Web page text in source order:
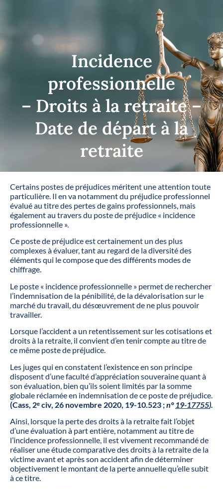
Incidence
professionnelle
– Droits à la retraite –
Date de départ à la
retraite
Certains postes de préjudices méritent une attention toute
particulière. Il en va notamment du préjudice professionnel
évalué au titre des pertes de gains professionnels, mais
également au travers du poste de préjudice « incidence
professionnelle ».
Ce poste de préjudice est certainement un des plus
complexes à évaluer, tant au regard de la diversité des
éléments qui le compose que des différents modes de
chiffrage.
Le poste « incidence professionnelle » permet de rechercher
l’indemnisation de la pénibilité, de la dévalorisation sur le
marché du travail, du désœuvrement de ne plus pouvoir
travailler.
Lorsque l’accident a un retentissement sur les cotisations et
droits à la retraite, il convient d’en tenir compte au titre de
ce même poste de préjudice.
Les juges qui en constatent l’existence en son principe
disposent d’une faculté d’appréciation souveraine quant à
son évaluation, bien qu’ils soient limités par la somme
globale réclamée en indemnisation de ce poste de préjudice.
(Cass, 2ᵉ civ, 26 novembre 2020, 19-10.523 ;n° 19-17755).
Ainsi, lorsque la perte des droits à la retraite fait l’objet
d’une évaluation à part entière, notamment au titre de
l’incidence professionnelle, il est vivement recommandé de
réaliser une étude comparative des droits à la retraite de la
victime avant et après son accident afin de déterminer
objectivement le montant de la perte annuelle qu’elle subit
à ce titre.